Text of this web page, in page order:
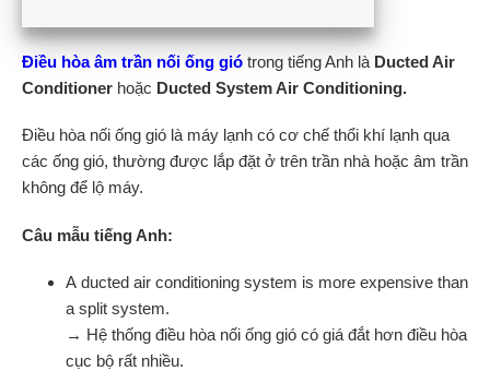
Điều hòa âm trần nối ống gió trong tiếng Anh là Ducted Air
Conditioner hoặc Ducted System Air Conditioning.
Điều hòa nối ống gió là máy lạnh có cơ chế thổi khí lạnh qua
các ống gió, thường được lắp đặt ở trên trần nhà hoặc âm trần
không để lộ máy.
Câu mẫu tiếng Anh:
A ducted air conditioning system is more expensive than
a split system.
→ Hệ thống điều hòa nối ống gió có giá đắt hơn điều hòa
cục bộ rất nhiều.